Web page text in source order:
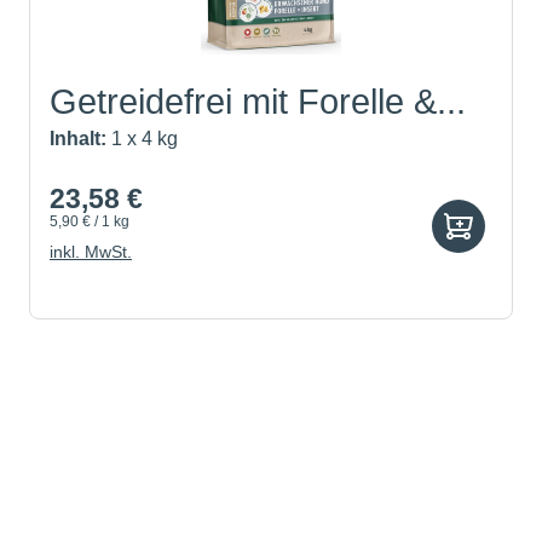
Getreidefrei mit Forelle &...
Inhalt: 1 x 4 kg
23,58 €
5,90 € / 1 kg
inkl. MwSt.